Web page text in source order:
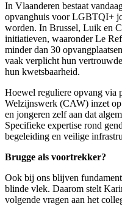
In Vlaanderen bestaat
opvanghuis voor LGBTQI+
worden. In Brussel, Luik en
initiatieven, waaronder Le
minder dan 30
vaak verplicht hun
hun kwetsbaarheid.
Hoewel reguliere opvang via
Welzijnswerk (CAW) inzet op
en jongeren zelf aan dat
Specifieke expertise rond
begeleiding en veilige
Brugge als voortrekker?
Ook bij ons blijven
blinde vlek. Daarom stelt
volgende vragen aan het